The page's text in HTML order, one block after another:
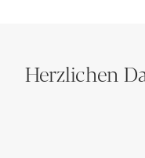
Herzlichen